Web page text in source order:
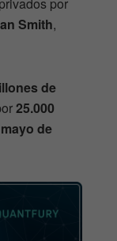
Smith,
de
25.000
de